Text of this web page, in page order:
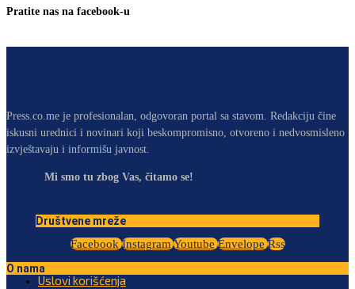
Pratite nas na facebook-u
Press.co.me je profesionalan, odgovoran portal sa stavom. Redakciju čine
iskusni urednici i novinari koji beskompromisno, otvoreno i nedvosmisleno
izvještavaju i informišu javnost.
Mi smo tu zbog Vas, čitamo se!
Društvene mreže
Facebook Instagram Youtube Envelope Rss
O nama
Uslovi korišćenja